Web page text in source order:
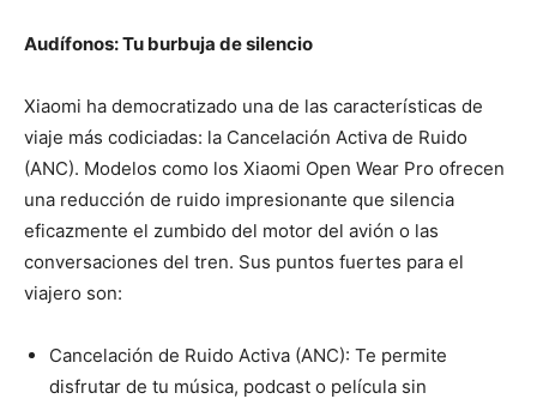
Audífonos: Tu burbuja de silencio
Xiaomi ha democratizado una de las características de
viaje más codiciadas: la Cancelación Activa de Ruido
(ANC). Modelos como los Xiaomi Open Wear Pro ofrecen
una reducción de ruido impresionante que silencia
eficazmente el zumbido del motor del avión o las
conversaciones del tren. Sus puntos fuertes para el
viajero son:
Cancelación de Ruido Activa (ANC): Te permite
disfrutar de tu música, podcast o película sin